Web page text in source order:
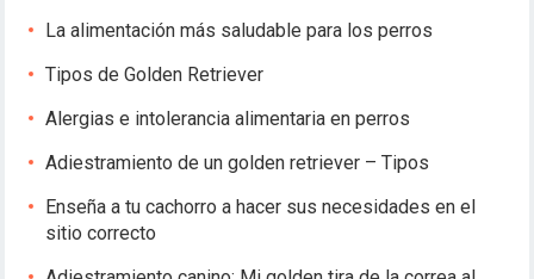
La alimentación más saludable para los perros
Tipos de Golden Retriever
Alergias e intolerancia alimentaria en perros
Adiestramiento de un golden retriever – Tipos
Enseña a tu cachorro a hacer sus necesidades en el
sitio correcto